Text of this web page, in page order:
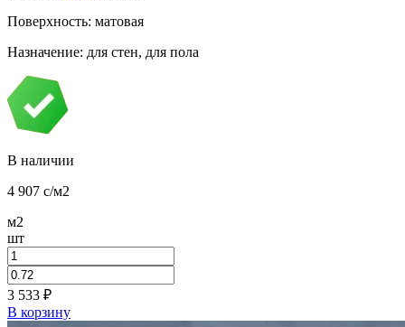
Поверхность: матовая
Назначение: для стен, для пола
В наличии
4 907 c/м2
м2
шт
3 533 ₽
В корзину